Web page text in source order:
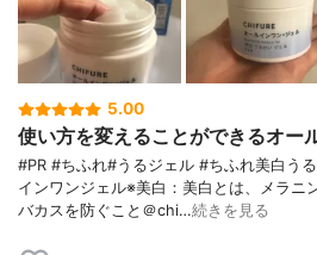
5.00
使い方を変えることができるオー
#PR #ちふれ#うるジェル #ちふれ美白う
インワンジェル※美白：美白とは、メラニ
バカスを防ぐこと＠chi…続きを見る